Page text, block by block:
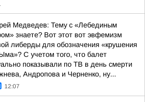
Медведев: Тему с «Лебединым
знаете? Вот этот вот эвфемизм
либерды для обозначения «крушения
С учетом того, что балет
показывали по ТВ в день смерти
Андропова и Черненко, ну...
12:07